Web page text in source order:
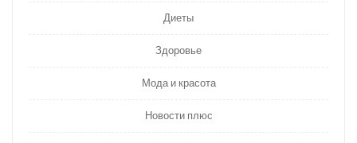
Диеты
Здоровье
Мода и красота
Новости плюс